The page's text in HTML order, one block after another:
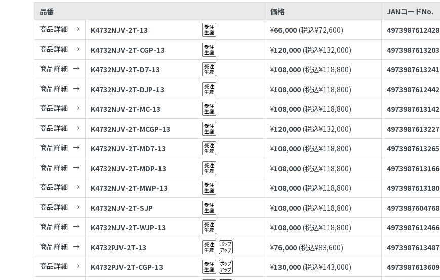
品番 価格
JANコードNo.
商品詳細
K4732NJV-2T-13 ¥66,000 (税込¥72,600)
4973987612428
商品詳細
K4732NJV-2T-CGP-13 ¥120,000 (税込¥132,000)
4973987613203
商品詳細
K4732NJV-2T-D7-13 ¥108,000 (税込¥118,800)
4973987613241
商品詳細
K4732NJV-2T-DJP-13 ¥108,000 (税込¥118,800)
4973987612442
商品詳細
K4732NJV-2T-MC-13 ¥108,000 (税込¥118,800)
4973987613142
商品詳細
K4732NJV-2T-MCGP-13 ¥120,000 (税込¥132,000)
4973987613227
商品詳細
K4732NJV-2T-MD7-13 ¥108,000 (税込¥118,800)
4973987613265
商品詳細
K4732NJV-2T-MDP-13 ¥108,000 (税込¥118,800)
4973987613166
商品詳細
K4732NJV-2T-MWP-13 ¥108,000 (税込¥118,800)
4973987613180
商品詳細
K4732NJV-2T-SJP ¥108,000 (税込¥118,800)
4973987604768
商品詳細
K4732NJV-2T-WJP-13 ¥108,000 (税込¥118,800)
4973987612466
商品詳細
K4732PJV-2T-13 ¥76,000 (税込¥83,600)
4973987613487
商品詳細
K4732PJV-2T-CGP-13 ¥130,000 (税込¥143,000)
4973987613609